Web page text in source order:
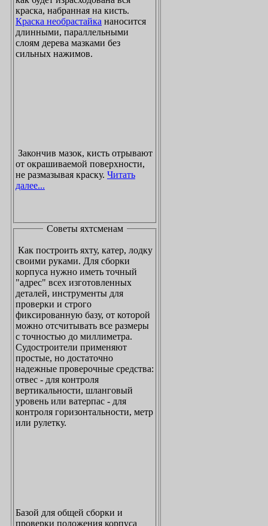
краска, набранная на кисть.
Краска необрастайка
длинными, параллельными
слоям дерева мазками без
сильных нажимов.
Закончив мазок, кисть отрывают
от окрашиваемой поверхности,
не размазывая краску. Читать
далее...
Советы яхтсменам
Как построить яхту, катер, лодку
своими руками. Для сборки
корпуса нужно иметь точный
"адрес" всех изготовленных
деталей, инструменты для
проверки и строго
фиксированную базу, от которой
можно отсчитывать все размеры
с точностью до миллиметра.
Судостроители применяют
простые, но достаточно
надежные проверочные средства:
отвес - для контроля
вертикальности, шланговый
уровень или ватерпас - для
контроля горизонтальности, метр
или рулетку.
Базой для общей сборки и
проверки положения корпуса